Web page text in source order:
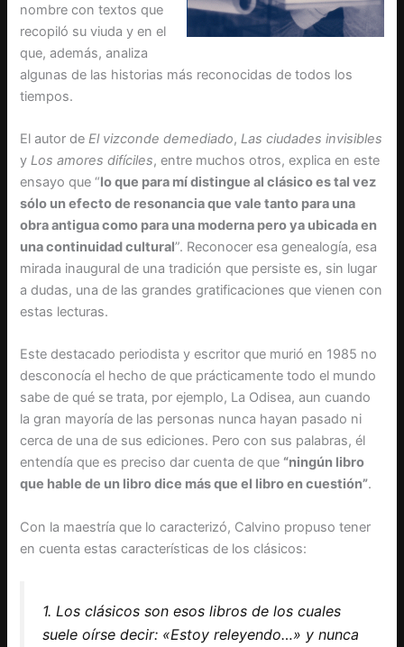
nombre con textos que
recopiló su viuda y en el
que, además, analiza
algunas de las historias más reconocidas de todos los
tiempos.
El autor deEl vizconde demediado,Las ciudades invisibles
yLos amores difíciles, entre muchos otros, explica en este
ensayo que “lo que para mí distingue al clásico es tal vez
sólo un efecto de resonancia que vale tanto para una
obra antigua como para una moderna pero ya ubicada en
una continuidad cultural”. Reconocer esa genealogía, esa
mirada inaugural de una tradición que persiste es, sin lugar
a dudas, una de las grandes gratificaciones que vienen con
estas lecturas.
Este destacado periodista y escritor que murió en 1985 no
desconocía el hecho de que prácticamente todo el mundo
sabe de qué se trata, por ejemplo, La Odisea, aun cuando
la gran mayoría de las personas nunca hayan pasado ni
cerca de una de sus ediciones. Pero con sus palabras, él
entendía que es preciso dar cuenta de que “ningún libro
que hable de un libro dice más que el libro en cuestión”.
Con la maestría que lo caracterizó, Calvino propuso tener
en cuenta estas características de los clásicos:
1. Los clásicos son esos libros de los cuales
suele oírse decir: «Estoy releyendo…» y nunca